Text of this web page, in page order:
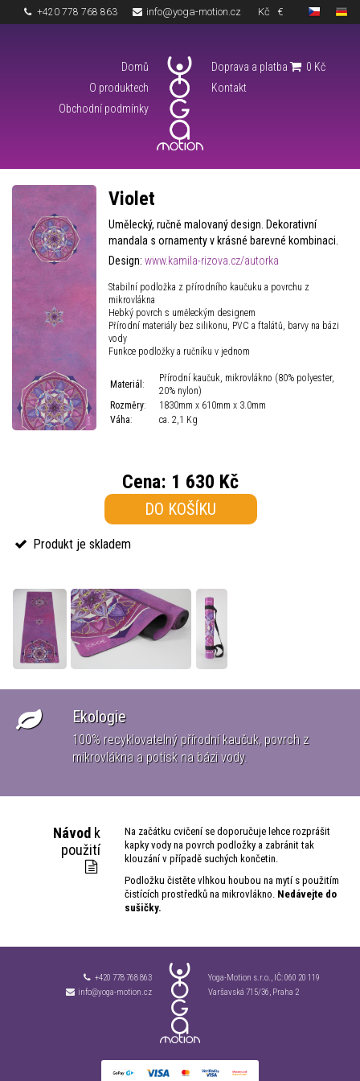
+420 778 768 863 info@yoga-motion.cz Kč €
Domů
O produktech
Obchodní podmínky
Doprava a platba
Kontakt
0 Kč
Violet
Umělecký, ručně malovaný design. Dekorativní
mandala s ornamenty v krásné barevné kombinaci.
Design: www.kamila-rizova.cz/autorka
Stabilní podložka z přírodního kaučuku a povrchu z
mikrovlákna
Hebký povrch s uměleckým designem
Přírodní materiály bez silikonu, PVC a ftalátů, barvy na bázi
vody
Funkce podložky a ručníku v jednom
Materiál :
Přírodní kaučuk, mikrovlákno (80% polyester,
20% nylon)
Rozměry:
1830mm x 610mm x 3.0mm
Váha: ca. 2,1 Kg
Cena: 1 630 Kč
DO KOŠÍKU
Produkt je skladem
Ekologie
100% recyklovatelný přírodní kaučuk, povrch z
mikrovlákna a potisk na bázi vody.
Návod k
použití
Na začátku cvičení se doporučuje lehce rozprášit
kapky vody na povrch podložky a zabránit tak
klouzání v případě suchých končetin.
Podložku čistěte vlhkou houbou na mytí s použitím
čistících prostředků na mikrovlákno. Nedávejte do
sušičky.
+420 778 768 863
info@yoga-motion.cz
Yoga-Motion s.r.o., IČ:060 20 119
Varšavská 715/36, Praha 2